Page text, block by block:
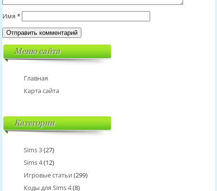
Имя *
Меню сайта
Главная
Карта сайта
Категории
Sims 3(27)
Sims 4(12)
Игровые статьи (299)
Коды для Sims 4(8)